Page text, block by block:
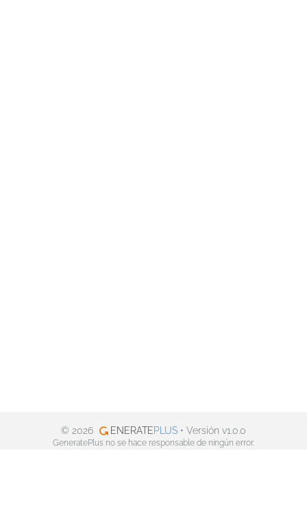
© 2026 ENERATEPLUS • Versión v1.0.0
GeneratePlus no se hace responsable de ningún error.